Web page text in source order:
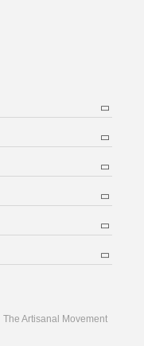
The Artisanal Movement